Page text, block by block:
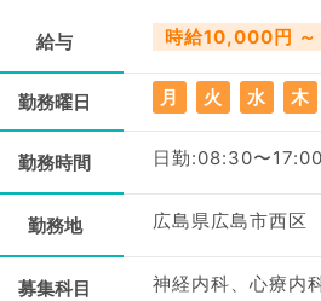
給与 時給10,000円 ～
勤務曜日 月 火 水 木
勤務時間 日勤:08:30〜
勤務地 広島県広島市西区
募集科目